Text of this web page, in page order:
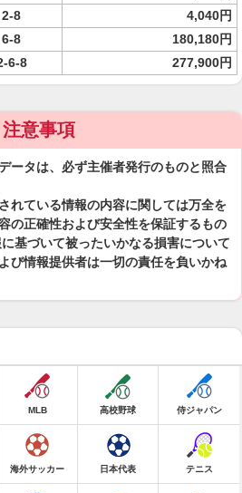
2-8
4,040円
6-8
180,180円
6-8 277,900円
注意事項
ータは、必ず主催者発行のものと照合
れている情報の内容に関しては万全を
の正確性および安全性を保証するもの
基づいて被ったいかなる損害について
び情報提供者は一切の責任を負いかね
MLB 高校野球 侍ジャパン
海外サッカー 日本代表 テニス